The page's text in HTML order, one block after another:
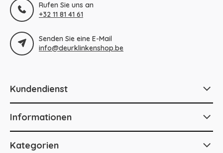
Rufen Sie uns an
+32 11 81 41 61
Senden Sie eine E-Mail
info@deurklinkenshop.be
Kundendienst
Informationen
Kategorien